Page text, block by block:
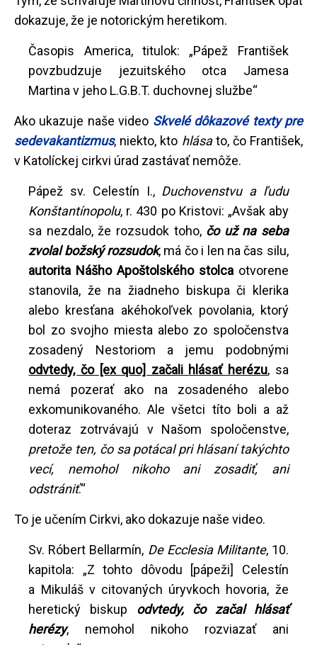
dokazuje, že je notorickým heretikom.
Časopis America, titulok: „Pápež František
povzbudzuje jezuitského otca Jamesa
Martina v jeho L.G.B.T. duchovnej službe“
Ako ukazuje naše video Skvelé dôkazové texty pre
sedevakantizmus, niekto, kto hlásato, čo František,
v Katolíckej cirkvi úrad zastávať nemôže.
Pápež sv. Celestín I., Duchovenstvu a ľudu
Konštantínopolu, r. 430 po Kristovi: „Avšak aby
sa nezdalo, že rozsudok toho, čo už na seba
zvolal božský rozsudok, má čo i len na čas silu,
autorita Nášho Apoštolského stolcaotvorene
stanovila, že na žiadneho biskupa či klerika
alebo kresťana akéhokoľvek povolania, ktorý
bol zo svojho miesta alebo zo spoločenstva
zosadený Nestoriom a jemu podobnými
odvtedy, čo [ex quo] začali hlásať herézu, sa
nemá pozerať ako na zosadeného alebo
exkomunikovaného. Ale všetci títo boli a až
doteraz zotrvávajú v Našom spoločenstve,
pretože ten, čo sa potácal pri hlásaní takýchto
vecí, nemohol nikoho ani zosadiť, ani
odstrániť.“
To je učením Cirkvi, ako dokazuje naše video.
Sv. Róbert Bellarmín, De Ecclesia Militante, 10.
kapitola: „Z tohto dôvodu [pápeži] Celestín
a Mikuláš v citovaných úryvkoch hovoria, že
heretický biskup odvtedy, čo začal hlásať
herézy, nemohol nikoho rozviazať ani